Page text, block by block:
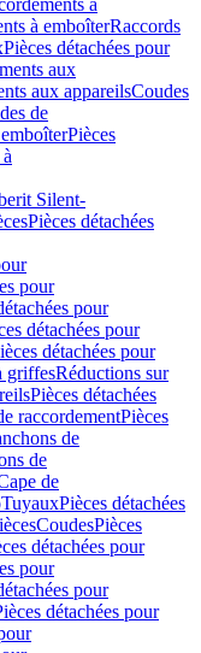
à
à emboîterRaccords
Pièces détachées pour
aux
aux appareilsCoudes
de
Pièces
Silent-
Pièces détachées
pour
pour
détachées pour
détachées pour
griffesRéductions sur
Pièces détachées
raccordementPièces
de
de
de
TuyauxPièces détachées
CoudesPièces
détachées pour
pour
pour
détachées pour